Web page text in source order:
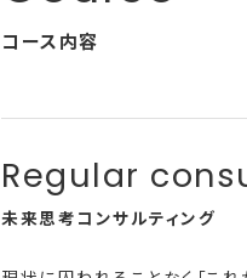
コース内容
未来思考コンサルティング